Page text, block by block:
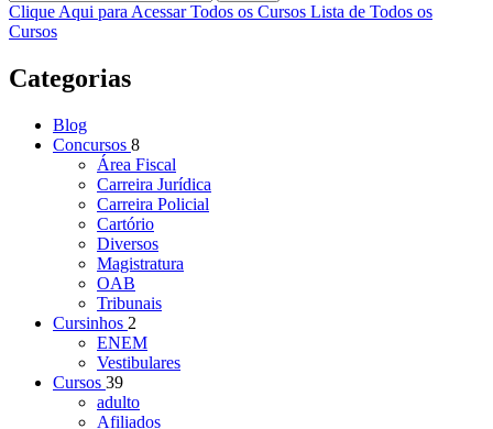
Clique Aqui para Acessar Todos os Cursos Lista de Todos os
Cursos
Categorias
Blog
Concursos 8
Área Fiscal
Carreira Jurídica
Carreira Policial
Cartório
Diversos
Magistratura
OAB
Tribunais
Cursinhos 2
ENEM
Vestibulares
Cursos 39
adulto
Afiliados